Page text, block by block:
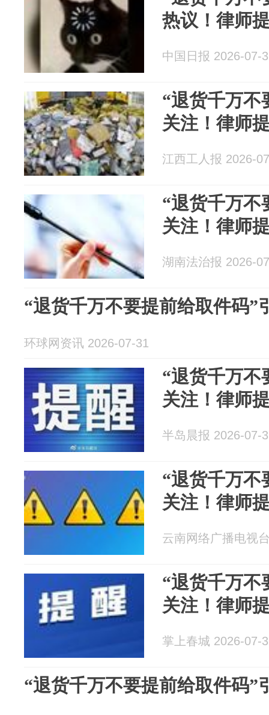
热议！律师
中国日报 2026-07-
“退货千万不
关注！律师
江西工人报 2026-
“退货千万不
关注！律师
湖南法治报 2026-
“退货千万不要提前给取件码”
环球网资讯 2026-07-31
“退货千万不
关注！律师
半岛晨报 2026-07-
“退货千万不
关注！律师
云南网络广播电视
“退货千万不
关注！律师
掌上春城 2026-07-
“退货千万不要提前给取件码”